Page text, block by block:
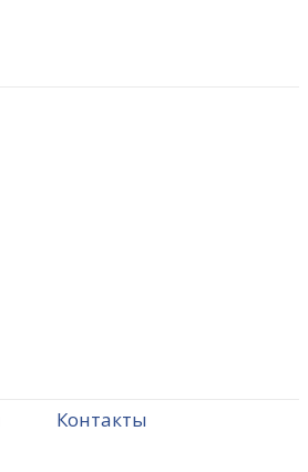
Контакты